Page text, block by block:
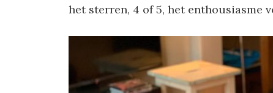
het sterren, 4 of 5, het enthousiasme